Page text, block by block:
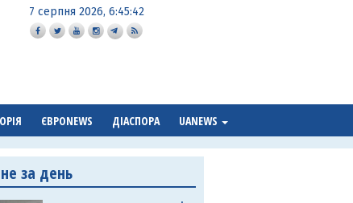
7 серпня 2026, 6:45:43
ЄВРОNEWS ДІАСПОРА UANEWS
за день